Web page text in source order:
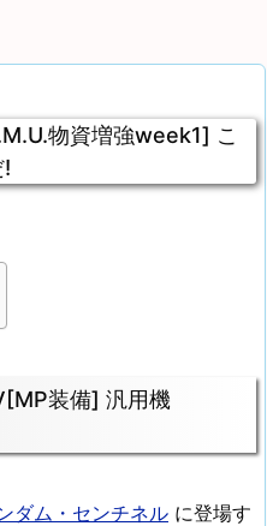
物資増強week1] こ
装備] 汎用機
ダム・センチネル に登場す